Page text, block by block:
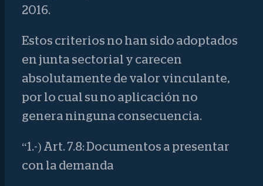
2016.
Estos criterios no han sido adoptados
en junta sectorial y carecen
absolutamente de valor vinculante,
por lo cual su no aplicación no
genera ninguna consecuencia.
“1.-) Art. 7.8: Documentos a presentar
con la demanda